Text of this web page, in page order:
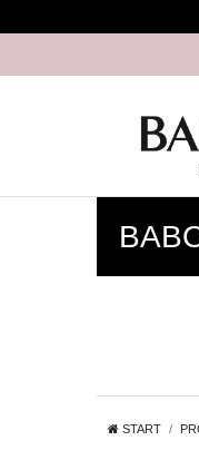
START